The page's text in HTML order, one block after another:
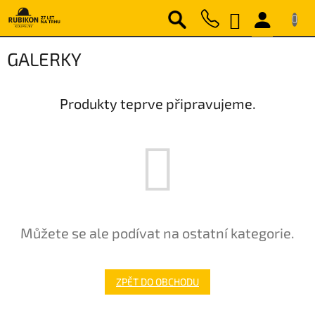
Přejít
na
obsah
NÁKUPNÍ
KOŠÍK
GALERKY
Produkty teprve připravujeme.
Můžete se ale podívat na ostatní kategorie.
ZPĚT DO OBCHODU